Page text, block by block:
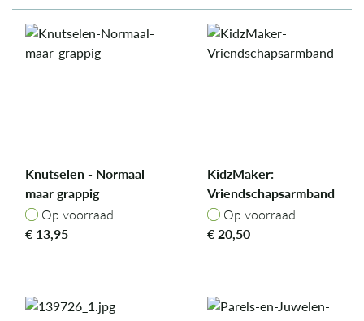
Knutselen - Normaal
maar grappig
Op voorraad
Op voorraad
€ 13,95
KidzMaker:
Vriendschapsarmband
Op voorraad
Op voorraad
€20,50